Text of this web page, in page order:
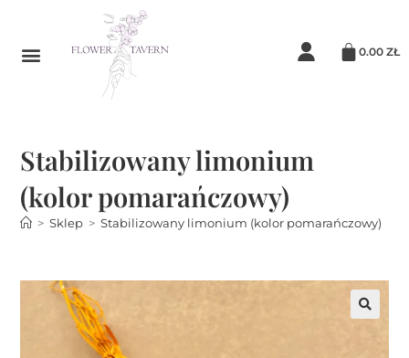
0.00 ZŁ
Stabilizowany limonium
(kolor pomarańczowy)
> Sklep > Stabilizowany limonium (kolor pomarańczowy)